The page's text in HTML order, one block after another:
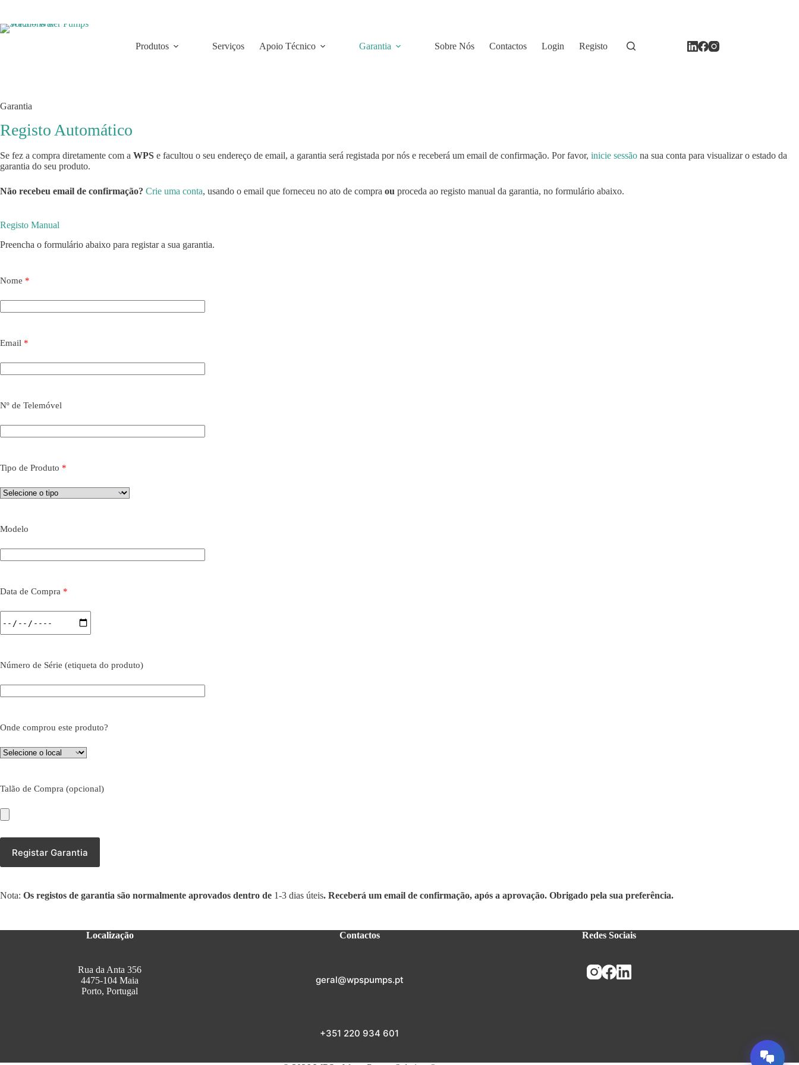
content
Produtos
Serviços Apoio Técnico Garantia Sobre Nós Contactos Login Registo
Garantia
Registo Automático
Se fez a compra diretamente com a WPS e facultou o seu endereço de email, a garantia será registada por nós e receberá um email de confirmação. Por favor, inicie sessão na sua conta para visualizar o estado da
garantia do seu produto.
Não recebeu email de confirmação? Crie uma conta, usando o email que forneceu no ato de compra ou proceda ao registo manual da garantia, no formulário abaixo.
Registo Manual
Preencha o formulário abaixo para registar a sua garantia.
Nome *
Email *
Nº de Telemóvel
Tipo de Produto *
Modelo
Data de Compra *
Número de Série (etiqueta do produto)
Onde comprou este produto?
Talão de Compra (opcional)
Nota: Os registos de garantia são normalmente aprovados dentro de 1-3 dias úteis. Receberá um email de confirmação, após a aprovação. Obrigado pela sua preferência.
Localização
Rua da Anta 356
4475-104 Maia
Porto, Portugal
Contactos
geral@wpspumps.pt
+351 220 934 601
Redes Sociais